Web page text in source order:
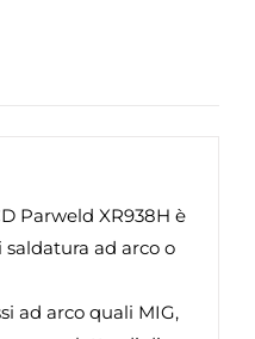
Parweld XR938H è
ad arco o
ad arco quali MIG,